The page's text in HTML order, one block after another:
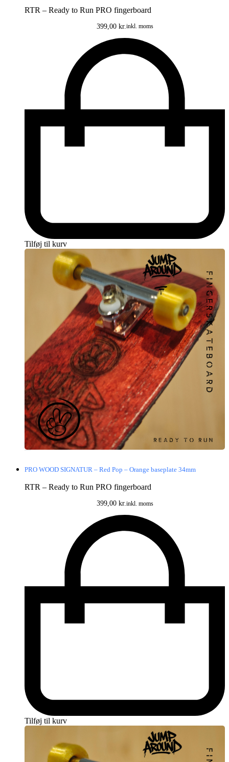
RTR – Ready to Run PRO fingerboard
399,00 kr. inkl. moms
Tilføj til kurv
PRO WOOD SIGNATUR – Red Pop – Orange baseplate 34mm
RTR – Ready to Run PRO fingerboard
399,00 kr.inkl. moms
Tilføj til kurv